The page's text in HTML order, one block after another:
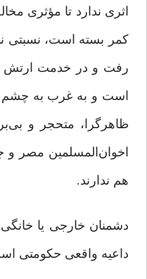
اثری ندارد تا مؤثری
کمر بسته است، نسبتی
رفت و در خدمت ارتش
است و به غرب به چشم
ظاهرگرا، متحجر و
اخوان‌المسلمین مصر و
هم ندارند.
دشمنان خارجی یا
داعیه واقعی حکومتی